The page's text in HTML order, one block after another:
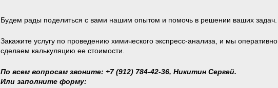
Будем рады поделиться с вами нашим опытом и помочь в решении ваших задач.
Закажите услугу по проведению химического экспресс-анализа, и мы оперативно
сделаем калькуляцию ее стоимости.
По всем вопросам звоните: +7 (912) 784-42-36, Никитин Сергей.
Или заполните форму: